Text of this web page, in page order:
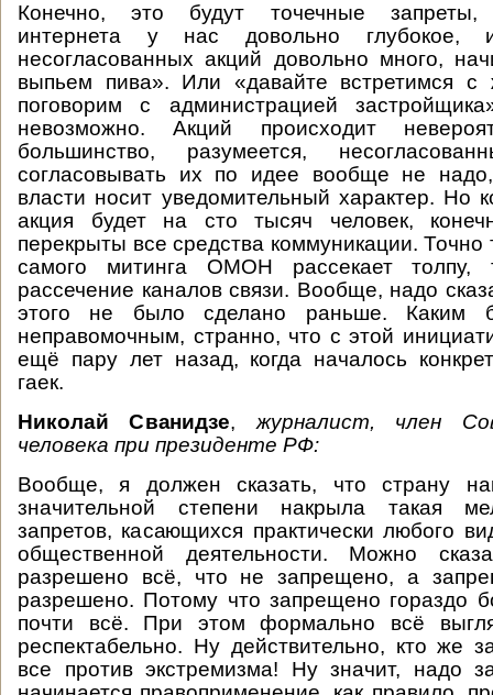
Конечно, это будут точечные запреты,
интернета у нас довольно глубокое,
несогласованных акций довольно много,
выпьем пива». Или «давайте встретимся
поговорим с администрацией
невозможно. Акций происходит
большинство, разумеется,
согласовывать их по идее вообще не
власти носит уведомительный характер. Но
акция будет на сто тысяч человек,
перекрыты все средства коммуникации. Точно
самого митинга ОМОН рассекает толпу,
рассечение каналов связи. Вообще, надо
этого не было сделано раньше.
неправомочным, странно, что с этой
ещё пару лет назад, когда началось
гаек.
Николай Сванидзе, журналист, член
человека при президенте РФ:
Вообще, я должен сказать, что страну
значительной степени накрыла такая
запретов, касающихся практически любого
общественной деятельности. Можно
разрешено всё, что не запрещено, а
разрешено. Потому что запрещено гораздо
почти всё. При этом формально всё
респектабельно. Ну действительно, кто же
все против экстремизма! Ну значит, надо